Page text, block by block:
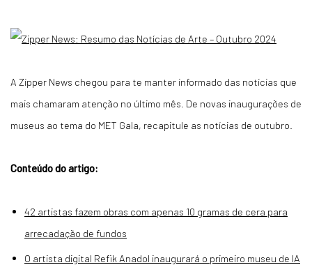
A Zipper News chegou para te manter informado das notícias que
mais chamaram atenção no último mês. De novas inaugurações de
museus ao tema do MET Gala, recapitule as notícias de outubro.
Conteúdo do artigo:
42 artistas fazem obras com apenas 10 gramas de cera para
arrecadação de fundos
O artista digital Refik Anadol inaugurará o primeiro museu de IA